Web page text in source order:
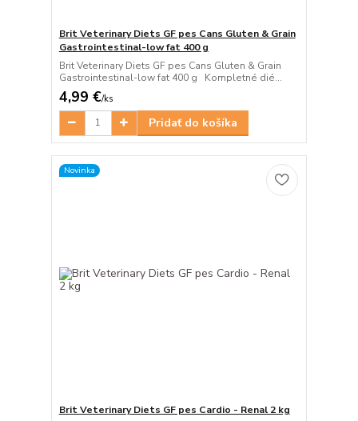
Brit Veterinary Diets GF pes Cans Gluten & Grain
Gastrointestinal-low fat 400 g
Brit Veterinary Diets GF pes Cans Gluten & Grain
Gastrointestinal-low fat 400 g Kompletné dié...
4,99 €/ks
Pridať do košíka
Novinka
Brit Veterinary Diets GF pes Cardio - Renal 2 kg